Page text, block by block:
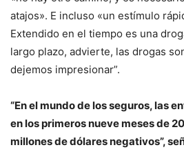
atajos». E incluso «un estímulo
Extendido en el tiempo es una
largo plazo, advierte, las drogas
dejemos impresionar”.
“En el mundo de los seguros, las
en los primeros nueve meses de
millones de dólares negativos”,